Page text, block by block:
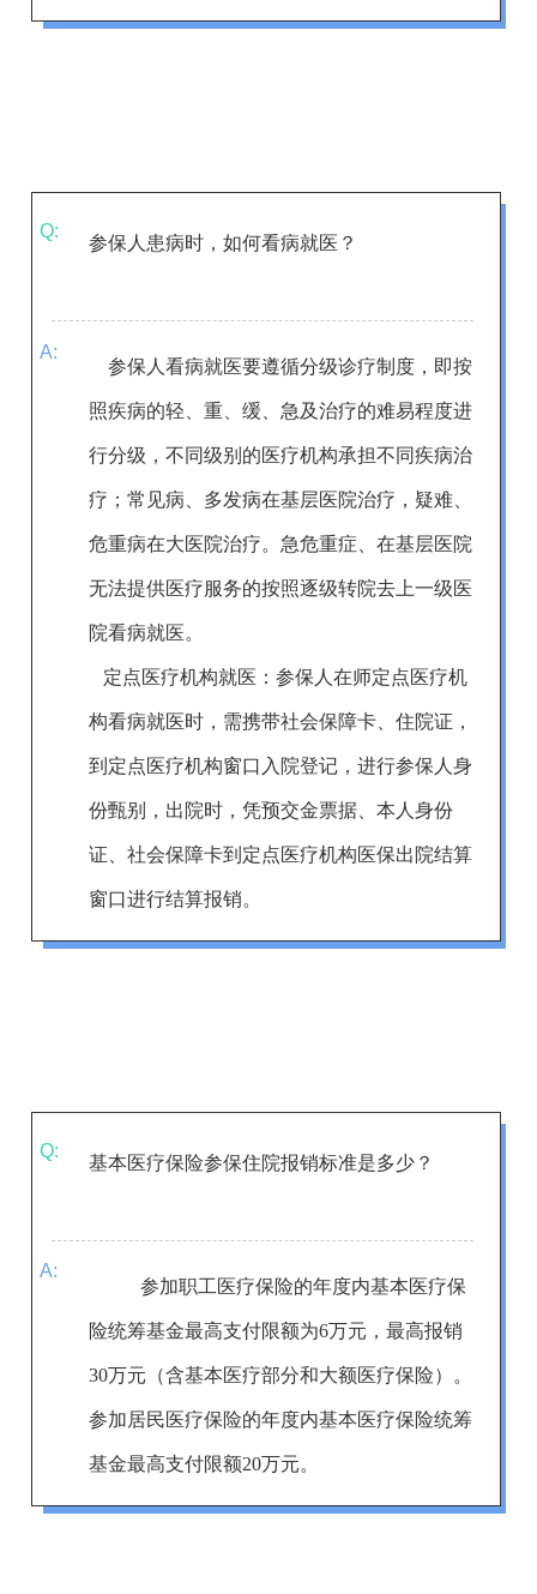
Q:
参保人患病时，如何看病就医？
A:
参保 人看病就医要遵循分级诊疗制度，即按
照疾病的轻、重、缓、急及治疗的难易程度进
行分级，不同级别的医疗机构承担不同疾病治
疗；常见病、多发病在基层医院治疗，疑难、
危重病在大医院治疗。急危重症、在基层医院
无法提供医疗服务的按照逐级转院去上一级医
院看病就医。
定点医疗机构就医：参保人在师定点医疗机
构看病就医时，需携带社会保障卡、住院证，
到定点医疗机构窗口入院登记，进行参保人身
份甄别，出院时，凭预交金票据、本人身份
证、社会保障卡到定点医疗机构医保出院结算
窗口进行结算报销。
Q:
基本医疗保险参保住院报销标准是多少？
A:
参加职工医疗保险的年度内基本医疗保
险统筹基金最高支付限额为6万元，最高报销
30万元（含基本医疗部分和大额医疗保险）。
参加居民医疗保险的年度内基本医疗保险统筹
基金最高支付限额20万元。